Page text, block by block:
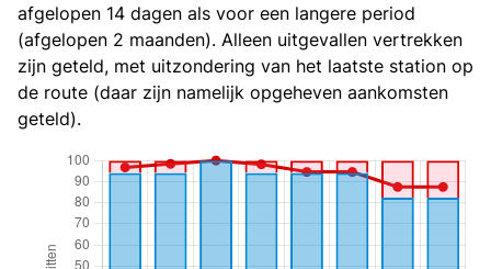
afgelopen 14 dagen als voor een langere period
(afgelopen 2 maanden). Alleen uitgevallen vertrekken
zijn geteld, met uitzondering van het laatste station op
de route (daar zijn namelijk opgeheven aankomsten
geteld).